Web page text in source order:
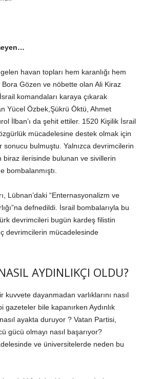
havan topları hem karanlığı hem
Gözen ve nöbette olan Ali Kiraz
komandaları karaya çıkarak
Yücel Özbek,Şükrü Öktü, Ahmet
İlban’ı da şehit ettiler. 1520 Kişilik İsrail
mücadelesine destek olmak için
bulmuştu. Yalnızca devrimcilerin
biraz ilerisinde bulunan ve sivillerin
bombalanmıştı.
Lübnan’daki “Enternasyonalizm ve
defnedildi. İsrail bombalarıyla bu
devrimcileri bugün kardeş filistin
devrimcilerin mücadelesinde
AYDINLIKÇI OLDU?
kuvvete dayanmadan varlıklarını nasıl
bile kapanırken Aydınlık
ayakta duruyor ? Vatan Partisi,
gücü olmayı nasıl başarıyor?
ve üniversitelerde neden bu